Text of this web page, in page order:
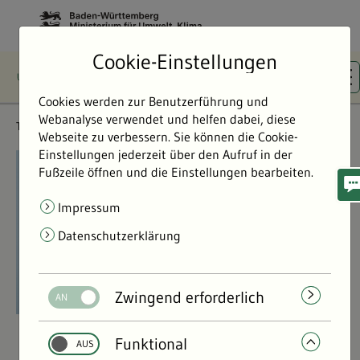
Themen Flächen- & Artenschutz
©
Flächen- & Artenschutz
Cookie-Einstellungen
Cookies werden zur Benutzerführung und
Webanalyse verwendet und helfen dabei, diese
Webseite zu verbessern. Sie können die Cookie-
Einstellungen jederzeit über den Aufruf in der
Fußzeile öffnen und die Einstellungen bearbeiten.
Impressum
Datenschutzerklärung
Zwingend erforderlich
Funktional